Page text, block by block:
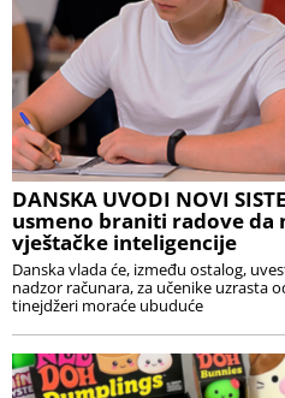
DANSKA UVODI NOVI
usmeno braniti radove da
vještačke inteligencije
Danska vlada će, između ostalog,
nadzor računara, za učenike uzrasta
tinejdžeri moraće ubuduće